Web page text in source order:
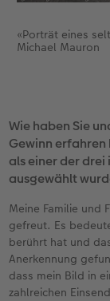
«Porträt eines
Michael Mauron
Wie haben Sie
Gewinn erfahren
als einer der
ausgewählt
Meine Familie und
gefreut. Es
berührt hat und
Anerkennung
dass mein Bild in
zahlreichen